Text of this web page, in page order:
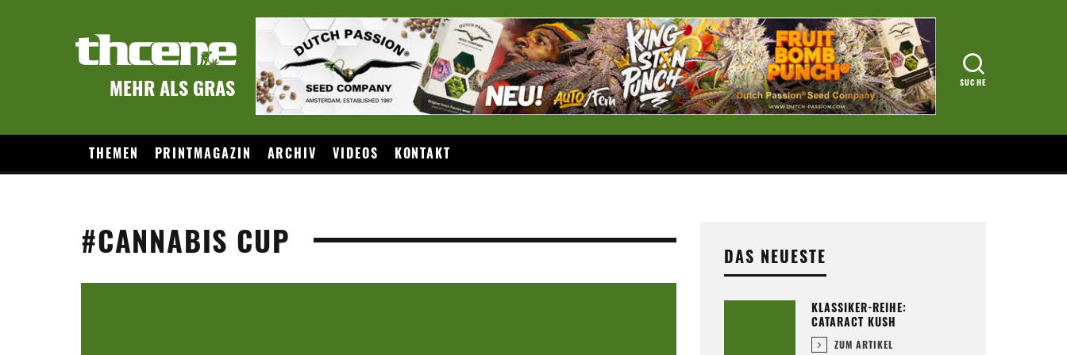
MEHR ALS GRAS
THEMEN PRINTMAGAZIN ARCHIV VIDEOS KONTAKT
#CANNABIS CUP DAS NEUESTE
KLASSIKER-REIHE:
CATARACT KUSH
ZUM ARTIKEL